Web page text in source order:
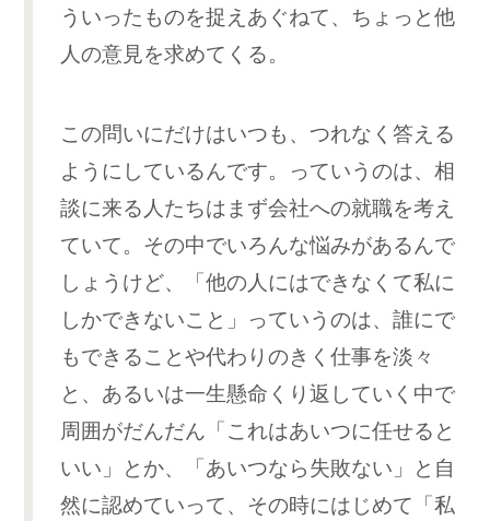
ういったものを捉えあぐねて、ちょっと他
人の意見を求めてくる。
この問いにだけはいつも、つれなく答える
ようにしているんです。っていうのは、相
談に来る人たちはまず会社への就職を考え
ていて。その中でいろんな悩みがあるんで
しょうけど、「他の人にはできなくて私に
しかできないこと」っていうのは、誰にで
もできることや代わりのきく仕事を淡々
と、あるいは一生懸命くり返していく中で
周囲がだんだん「これはあいつに任せると
いい」とか、「あいつなら失敗ない」と自
然に認めていって、その時にはじめて「私